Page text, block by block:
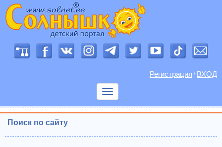
Регистрация / ВХОД
Показать
Поиск по сайту